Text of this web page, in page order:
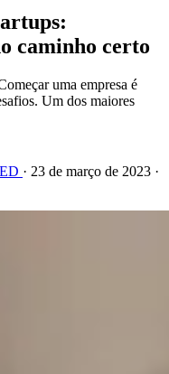
caminho certo
uma empresa é
Um dos maiores
· 23 de março de 2023 ·